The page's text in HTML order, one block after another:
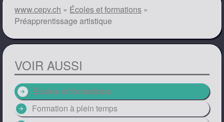
www.cepv.ch » Écoles et formations »
Préapprentissage artistique
VOIR AUSSI
arrow_circle_right Écoles et formations
arrow_circle_right Formation à plein temps